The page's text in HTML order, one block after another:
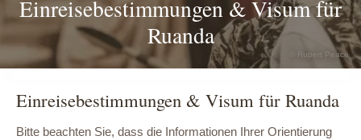
Einreisebestimmungen & Visum für
Ruanda
© Rupert Peace
Einreisebestimmungen & Visum für Ruanda
Bitte beachten Sie, dass die Informationen Ihrer Orientierung